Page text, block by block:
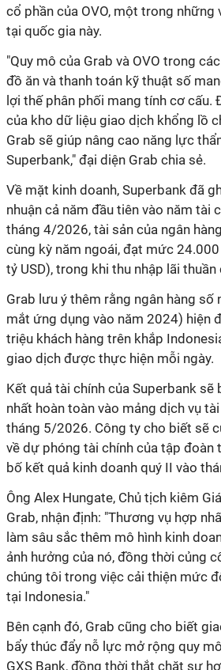
cổ phần của OVO, một trong những
tại quốc gia này.
"Quy mô của Grab và OVO trong
đồ ăn và thanh toán kỹ thuật số
lợi thế phân phối mang tính cơ cấu.
của kho dữ liệu giao dịch khổng lồ
Grab sẽ giúp nâng cao năng lực
Superbank," đại diện Grab chia sẻ.
Về mặt kinh doanh, Superbank đã
nhuận cả năm đầu tiên vào năm tài
tháng 4/2026, tài sản của ngân
cùng kỳ năm ngoái, đạt mức
tỷ USD), trong khi thu nhập lãi thuần
Grab lưu ý thêm rằng ngân hàng số
mắt ứng dụng vào năm 2024) hiện
triệu khách hàng trên khắp
giao dịch được thực hiện mỗi ngày.
Kết quả tài chính của Superbank
nhất hoàn toàn vào mảng dịch vụ
tháng 5/2026. Công ty cho biết sẽ
về dự phóng tài chính của tập đoàn
bố kết quả kinh doanh quý II vào
Ông Alex Hungate, Chủ tịch kiêm
Grab, nhận định: "Thương vụ hợp
làm sâu sắc thêm mô hình kinh
ảnh hưởng của nó, đồng thời củng
chúng tôi trong việc cải thiện mức
tại Indonesia."
Bên cạnh đó, Grab cũng cho biết
bẩy thúc đẩy nỗ lực mở rộng quy
GXS Bank, đồng thời thắt chặt sự